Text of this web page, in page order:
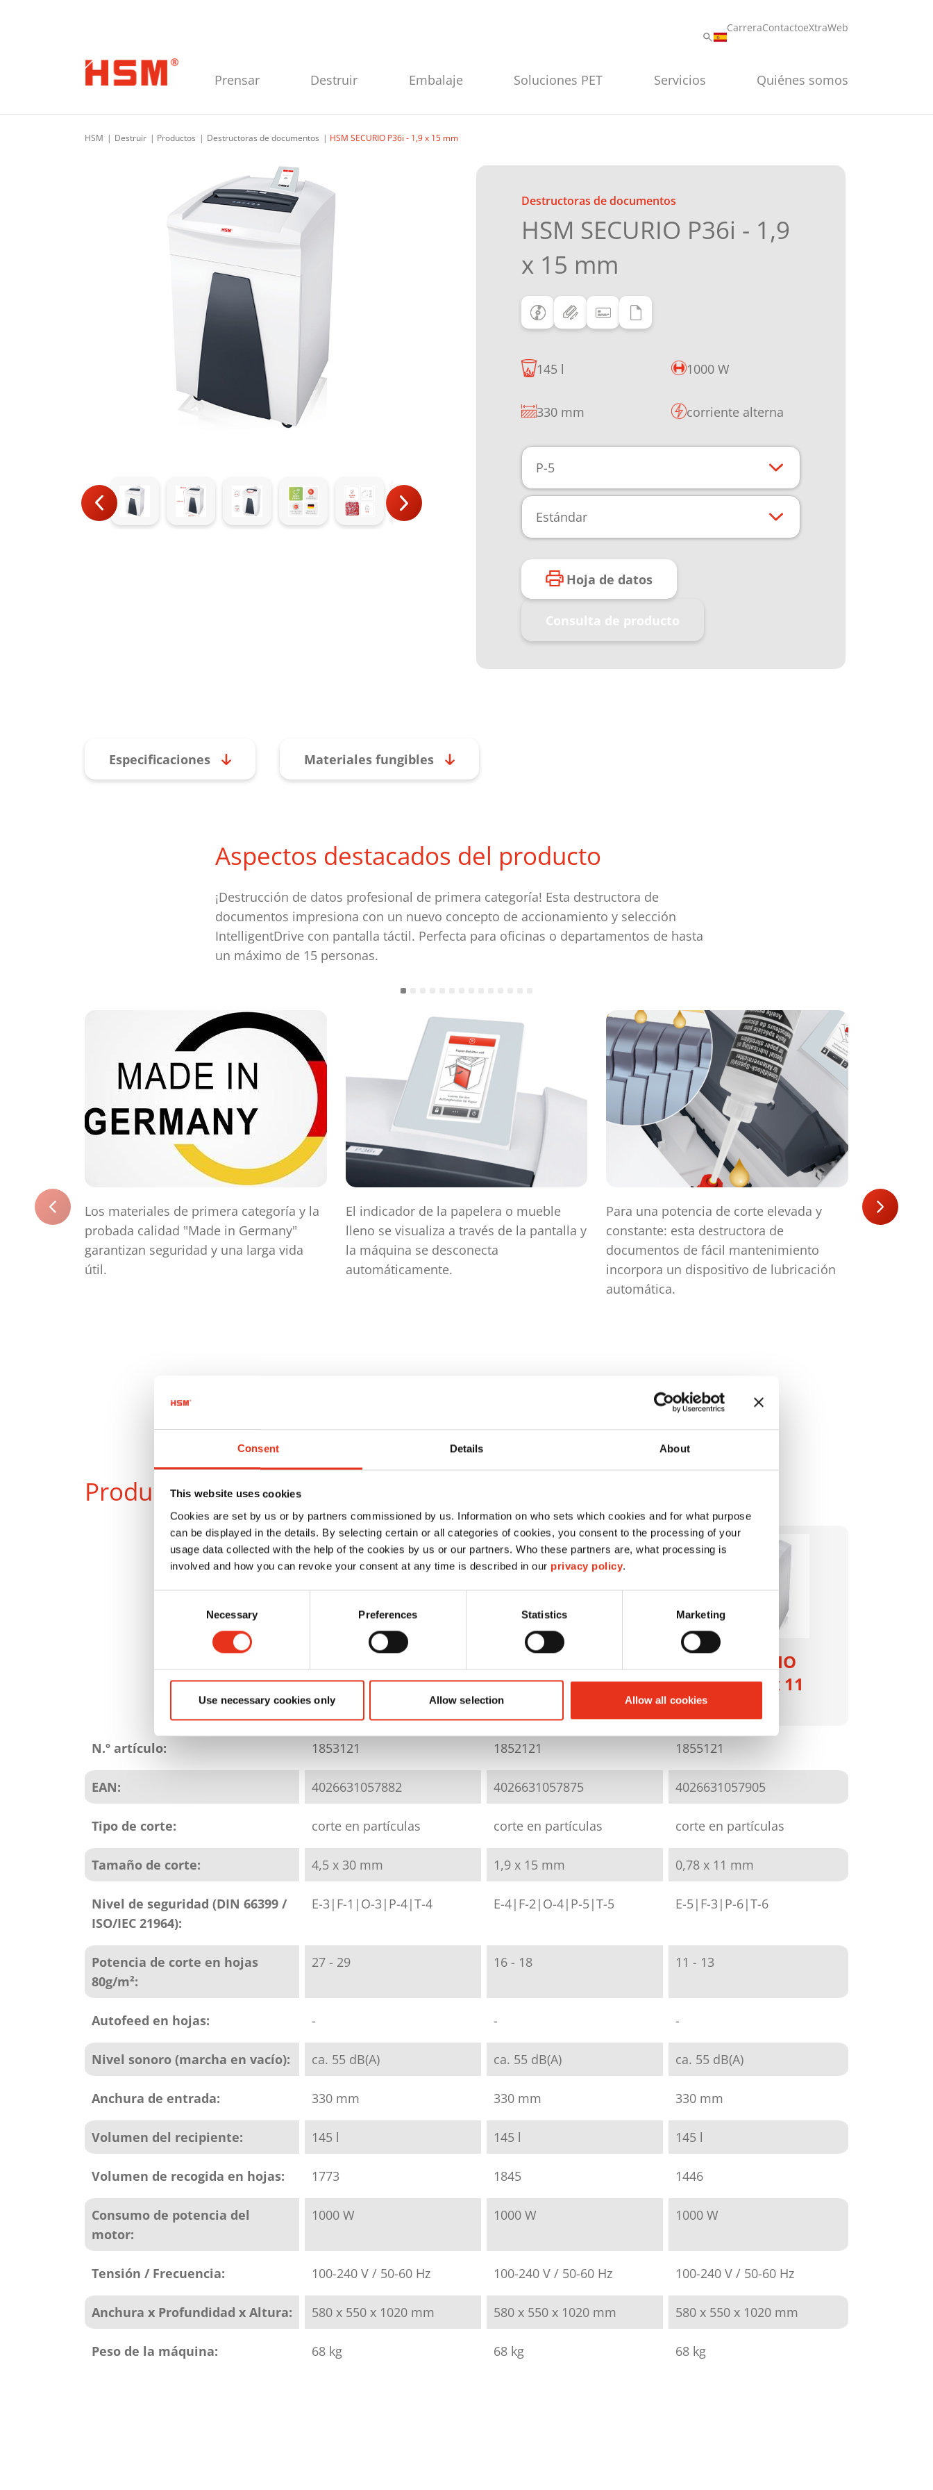
Consent Details About
This website uses cookies
Cookies are set by us or by partners commissioned by us. Information on who sets which cookies and for what purpose
can be displayed in the details. By selecting certain or all categories of cookies, you consent to the processing of your
usage data collected with the help of the cookies by us or our partners. Who these partners are, what processing is
involved and how you can revoke your consent at any time is described in our privacy policy.
Necessary Preferences Statistics Marketing
Use necessary cookies only Allow selection Allow all cookies
CarreraContactoeXtraWeb
Prensar Destruir Embalaje Soluciones PET Servicios Quiénes somos
HSM Destruir Productos Destructoras de documentos HSM SECURIO P36i - 1,9 x 15 mm
Destructoras de documentos
HSM SECURIO P36i - 1,9
x 15 mm
145 l 1000 W
330 mm corriente alterna
P-5
Estándar
Hoja de datos
Consulta de producto
Especificaciones Materiales fungibles
Aspectos destacados del producto
¡Destrucción de datos profesional de primera categoría! Esta destructora de
documentos impresiona con un nuevo concepto de accionamiento y selección
IntelligentDrive con pantalla táctil. Perfecta para oficinas o departamentos de hasta
un máximo de 15 personas.
Los materiales de primera categoría y la
probada calidad "Made in Germany"
garantizan seguridad y una larga vida
útil.
El indicador de la papelera o mueble
lleno se visualiza a través de la pantalla y
la máquina se desconecta
automáticamente.
Para una potencia de corte elevada y
constante: esta destructora de
documentos de fácil mantenimiento
incorpora un dispositivo de lubricación
automática.
El
potencia
Productosen comparación
del
producto
P36i - 4,5 x 30
mm
P36i - 1,9 x 15
mm
HSM SECURIO
P36i - 0,78 x 11
mm
N.º artículo: 1853121 1852121 1855121
EAN: 4026631057882 4026631057875 4026631057905
Tipo de corte: corte en partículas corte en partículas corte en partículas
Tamaño de corte: 4,5 x 30 mm 1,9 x 15 mm 0,78 x 11 mm
Nivel de seguridad (DIN 66399 /
ISO/IEC 21964):
E-3|F-1|O-3|P-4|T-4 E-4|F-2|O-4|P-5|T-5 E-5|F-3|P-6|T-6
Potencia de corte en hojas
80g/m²:
27 - 29 16 - 18 11 - 13
Autofeed en hojas: - - -
Nivel sonoro (marcha en vacío): ca. 55 dB(A) ca. 55 dB(A) ca. 55 dB(A)
Anchura de entrada: 330 mm 330 mm 330 mm
Volumen del recipiente: 145 l 145 l 145 l
Volumen de recogida en hojas: 1773 1845 1446
Consumo de potencia del
motor:
1000 W 1000 W 1000 W
Tensión / Frecuencia: 100-240 V / 50-60 Hz 100-240 V / 50-60 Hz 100-240 V / 50-60 Hz
Anchura x Profundidad x Altura: 580 x 550 x 1020 mm 580 x 550 x 1020 mm 580 x 550 x 1020 mm
Peso de la máquina: 68 kg 68 kg 68 kg